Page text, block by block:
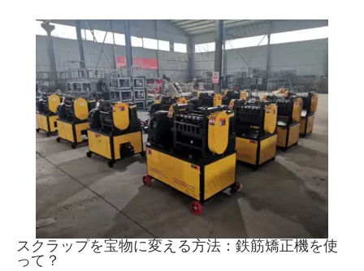
スクラップを宝物に変える方法：鉄筋矯正機を使
って？